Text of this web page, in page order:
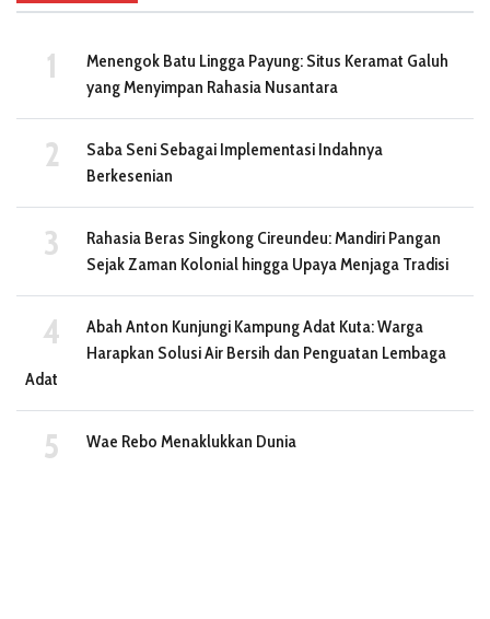
Menengok Batu Lingga Payung: Situs Keramat Galuh
yang Menyimpan Rahasia Nusantara
Saba Seni Sebagai Implementasi Indahnya
Berkesenian
Rahasia Beras Singkong Cireundeu: Mandiri Pangan
Sejak Zaman Kolonial hingga Upaya Menjaga Tradisi
Abah Anton Kunjungi Kampung Adat Kuta: Warga
Harapkan Solusi Air Bersih dan Penguatan Lembaga
Adat
Wae Rebo Menaklukkan Dunia